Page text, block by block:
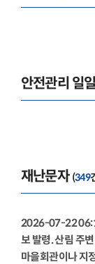
안전관리 일
재난문자 (349
2026-07-22
보 발령. 산림 주
마을회관이나 지